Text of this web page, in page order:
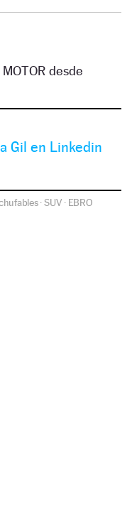
desde
Gil en Linkedin
·SUV · EBRO